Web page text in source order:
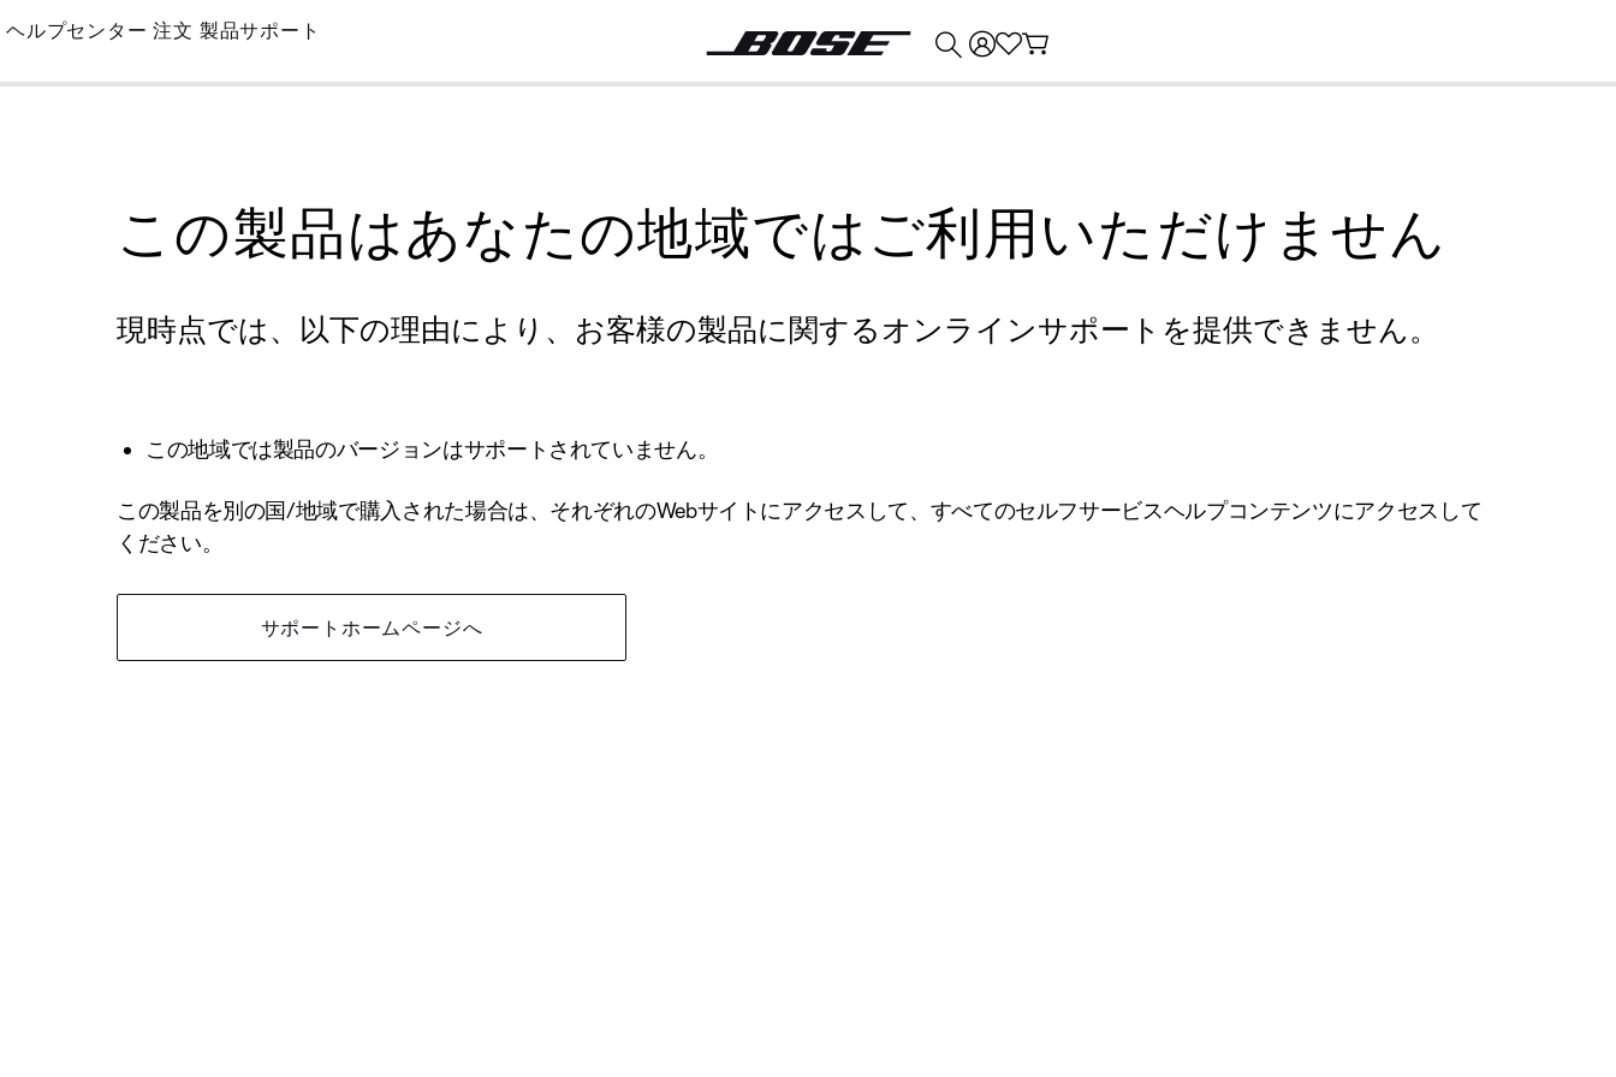
Skip
Main
ヘルプセンター 注文 製品サポート
この製品はあなたの地域ではご利用いただけません
現時点では、以下の理由により、お客様の製品に関するオンラインサポートを提供できません。
この地域では製品のバージョンはサポートされていません。
この製品を別の国/地域で購入された場合は、それぞれのWebサイトにアクセスして、すべてのセルフサービスヘルプコンテンツにアクセスして
ください。
サポートホームページへ